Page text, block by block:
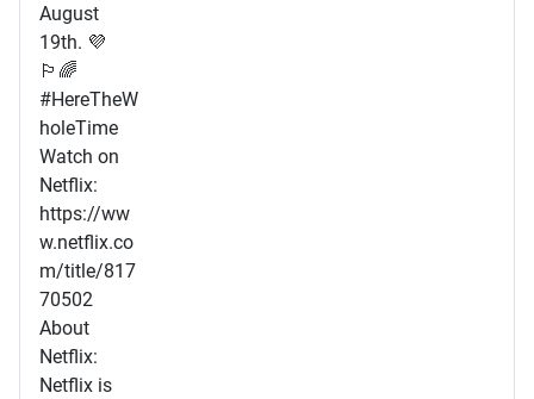
August
19th. 💜
🏳️‍🌈
#HereTheW
holeTime
Watch on
Netflix:
https://ww
w.netflix.co
m/title/817
70502
About
Netflix:
Netflix is